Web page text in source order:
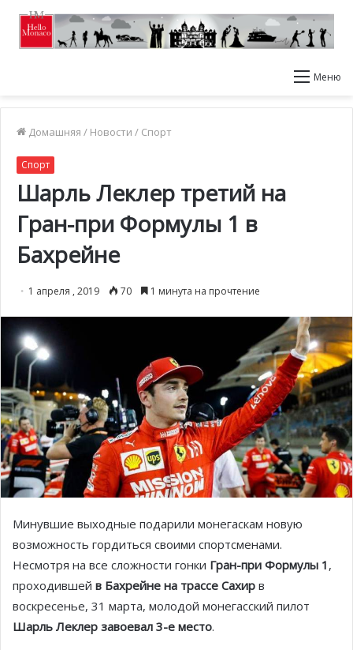
Меню
Домашняя / Новости / Спорт
Спорт
Шарль Леклер третий на
Гран-при Формулы 1 в
Бахрейне
1 апреля , 2019 70 1 минута на прочтение
Минувшие выходные подарили монегаскам новую
возможность гордиться своими спортсменами.
Несмотря на все сложности гонки Гран-при Формулы 1 ,
проходившей в Бахрейне на трассе Сахир в
воскресенье, 31 марта, молодой монегасский пилот
Шарль Леклер завоевал 3-е место.